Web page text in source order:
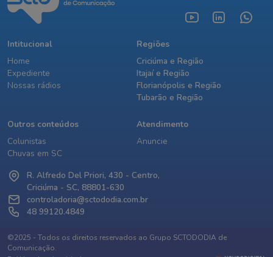
Intitucional
Home
Expediente
Nossas rádios
Regiões
Criciúma e Região
Itajaí e Região
Florianópolis e Região
Tubarão e Região
Outros conteúdos
Colunistas
Chuvas em SC
Atendimento
Anuncie
R. Alfredo Del Priori, 430 - Centro,
Criciúma - SC, 88801-630
controladoria@sctododia.com.br
48 99120.4849
©2025 - Todos os direitos reservados ao Grupo SCTODODIA de
Comunicação.